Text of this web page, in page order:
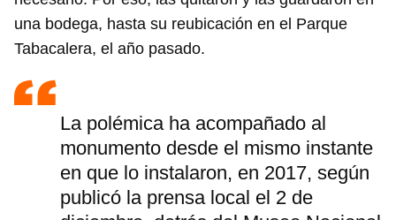
una bodega, hasta su reubicación en el Parque
Tabacalera, el año pasado.
La polémica ha acompañado al
monumento desde el mismo instante
en que lo instalaron, en 2017, según
publicó la prensa local el 2 de